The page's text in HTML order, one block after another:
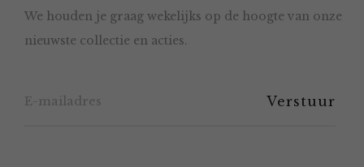
We houden je graag wekelijks op de hoogte van onze
nieuwste collectie en acties.